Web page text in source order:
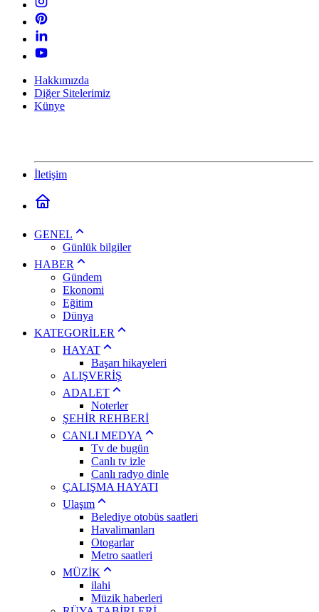
Hakkımızda
Diğer Sitelerimiz
Künye
İletişim
GENEL
Günlük bilgiler
HABER
Gündem
Ekonomi
Eğitim
Dünya
KATEGORİLER
HAYAT
Başarı hikayeleri
ALIŞVERİŞ
ADALET
Noterler
ŞEHİR REHBERİ
CANLI MEDYA
Tv de bugün
Canlı tv izle
Canlı radyo dinle
ÇALIŞMA HAYATI
Ulaşım
Belediye otobüs saatleri
Havalimanları
Otogarlar
Metro saatleri
MÜZİK
ilahi
Müzik haberleri